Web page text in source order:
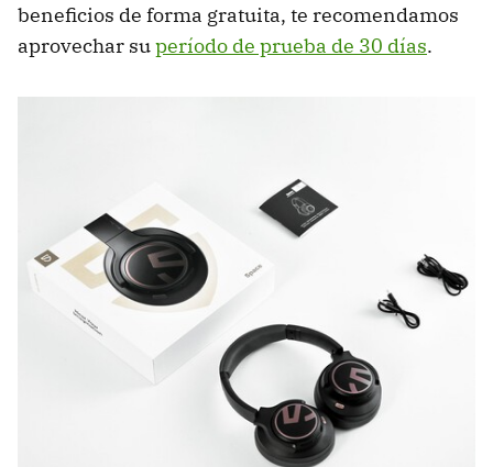
beneficios de forma gratuita, te recomendamos
aprovechar superíodo de prueba de 30 días.